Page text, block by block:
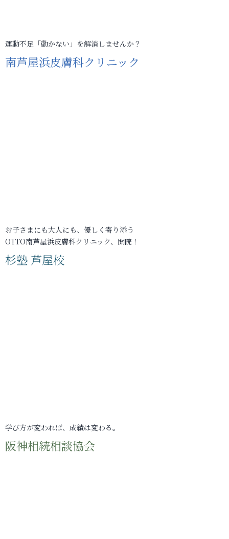
運動不足「動かない」を解消しませんか？
南芦屋浜皮膚科クリニック
お子さまにも大人にも、優しく寄り添う
OTTO南芦屋浜皮膚科クリニック、開院！
杉塾 芦屋校
学び方が変われば、成績は変わる。
阪神相続相談協会